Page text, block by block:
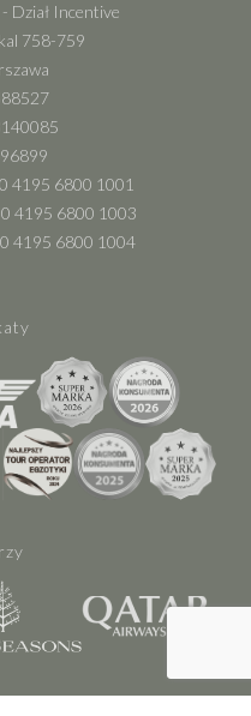
Dział Incentive
758-759
4195 6800 1001
4195 6800 1003
4195 6800 1004